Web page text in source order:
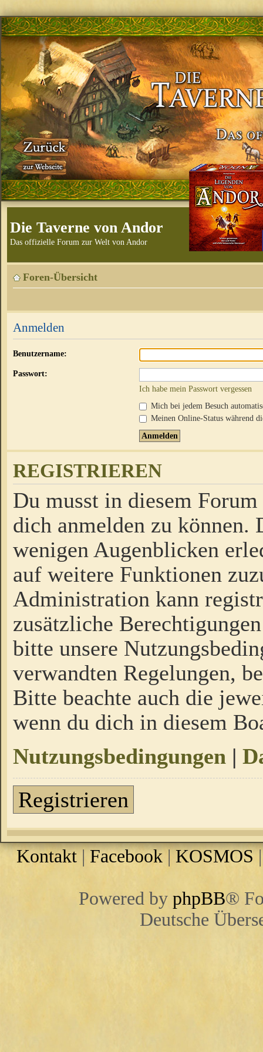
Die Taverne von Andor
Das offizielle Forum zur Welt von Andor
Foren-Übersicht
Anmelden
Benutzername:
Passwort:
Ich habe mein Passwort vergessen
Mich bei jedem Besuch
Meinen Online-Status während
REGISTRIEREN
Du musst in diesem
dich anmelden zu
wenigen Augenblicken
auf weitere Funktionen
Administration kann
zusätzliche
bitte unsere
verwandten Regelungen,
Bitte beachte auch die
wenn du dich in diesem
Nutzungsbedingungen |
Registrieren
Kontakt | Facebook |KOSMOS
Powered by phpBB®
Deutsche